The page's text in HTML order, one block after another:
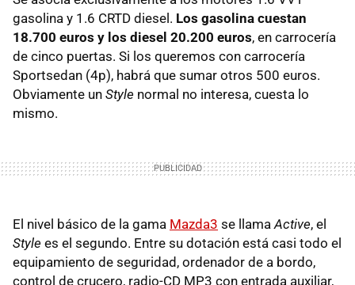
gasolina y 1.6 CRTD diesel. Los gasolina cuestan
18.700 euros y los diesel 20.200 euros, en carrocería
de cinco puertas. Si los queremos con carrocería
Sportsedan (4p), habrá que sumar otros 500 euros.
Obviamente un Style normal no interesa, cuesta lo
mismo.
El nivel básico de la gama Mazda3 se llamaActive, el
Style es el segundo. Entre su dotación está casi todo el
equipamiento de seguridad, ordenador de a bordo,
control de crucero, radio-CD MP3 con entrada auxiliar,